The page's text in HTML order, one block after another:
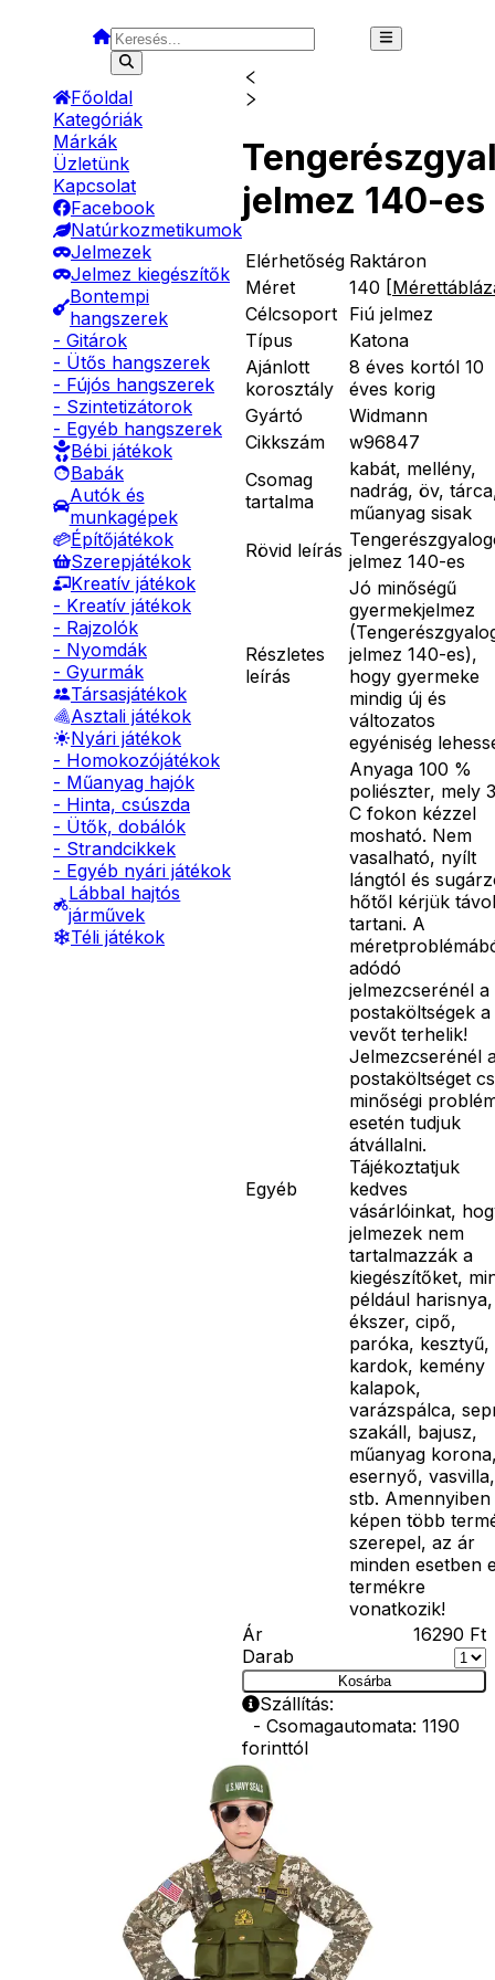
Főoldal
Kategóriák
Márkák
Üzletünk
Kapcsolat
Facebook
Natúrkozmetikumok
Jelmezek
Jelmez kiegészítők
Bontempi
hangszerek
- Gitárok
- Ütős hangszerek
- Fújós hangszerek
- Szintetizátorok
- Egyéb hangszerek
Bébi játékok
Babák
Autók és
munkagépek
Építőjátékok
Szerepjátékok
Kreatív játékok
- Kreatív játékok
- Rajzolók
- Nyomdák
- Gyurmák
Társasjátékok
Asztali játékok
Nyári játékok
- Homokozójátékok
- Műanyag hajók
- Hinta, csúszda
- Ütők, dobálók
- Strandcikkek
- Egyéb nyári játékok
Lábbal hajtós
járművek
Téli játékok
jelmez 140-es
Elérhetőség Raktáron
Méret
140 [
Célcsoport Fiú jelmez
Típus
Katona
Ajánlott
korosztály
8 éves kortól 10
éves korig
Gyártó
Widmann
Cikkszám
w96847
Csomag
tartalma
kabát, mellény,
nadrág, öv,
műanyag sisak
Rövid leírás jelmez 140-es
Részletes
leírás
Jó minőségű
gyermekjelmez
jelmez 140-es),
hogy gyermeke
mindig új és
változatos
egyéniség
Egyéb
Anyaga 100 %
poliészter, mely
C fokon kézzel
mosható. Nem
vasalható, nyílt
lángtól és
hőtől kérjük távol
tartani. A
adódó
jelmezcserénél a
postaköltségek a
vevőt terhelik!
Jelmezcserénél
postaköltséget
minőségi
esetén tudjuk
átvállalni.
Tájékoztatjuk
kedves
vásárlóinkat,
jelmezek nem
tartalmazzák a
kiegészítőket,
például harisnya,
ékszer, cipő,
paróka, kesztyű,
kardok, kemény
kalapok,
varázspálca,
szakáll, bajusz,
műanyag
esernyő, vasvilla,
stb. Amennyiben
képen több
szerepel, az ár
minden esetben
termékre
vonatkozik!
Ár
16290 Ft
Darab
Kosárba
Szállítás:
- Csomagautomata: 1190
forinttól
- Házhozszállítás: 2190
forinttól
- Személyes átvétel:
ingyenesen
Kiegészítő
termékek